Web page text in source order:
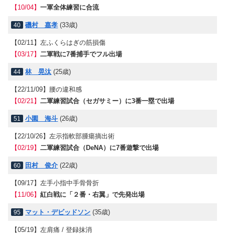
【10/04】一軍全体練習に合流
40 磯村 嘉孝 (33歳)
【02/11】 左ふくらはぎの筋損傷
【03/17】二軍戦に7番捕手でフル出場
44 林 晃汰 (25歳)
【22/11/09】 腰の違和感
【02/21】二軍練習試合（セガサミー）に3番一塁で出場
51 小園 海斗 (26歳)
【22/10/26】 左示指軟部腫瘍摘出術
【02/19】二軍練習試合（DeNA）に7番遊撃で出場
60 田村 俊介 (22歳)
【09/17】 左手小指中手骨骨折
【11/06】紅白戦に「２番・右翼」で先発出場
95 マット・デビッドソン (35歳)
【05/19】 左肩痛 / 登録抹消